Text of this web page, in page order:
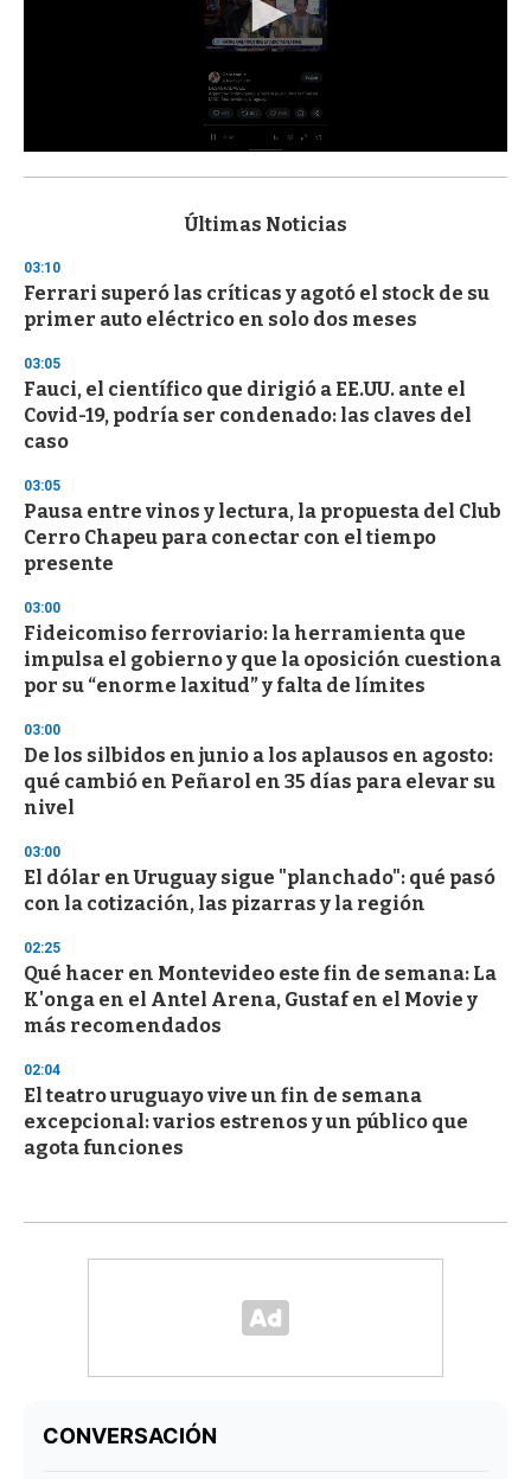
s
d
s
o
f
3
s
e
c
o
d
s
Últimas Noticias
03:10
Ferrari superó las críticas y agotó el stock de su
primer auto eléctrico en solo dos meses
03:05
Fauci, el científico que dirigió a EE.UU. ante el
Covid-19, podría ser condenado: las claves del
caso
03:05
Pausa entre vinos y lectura, la propuesta del Club
Cerro Chapeu para conectar con el tiempo
presente
03:00
Fideicomiso ferroviario: la herramienta que
impulsa el gobierno y que la oposición cuestiona
por su “enorme laxitud” y falta de límites
03:00
De los silbidos en junio a los aplausos en agosto:
qué cambió en Peñarol en 35 días para elevar su
nivel
03:00
El dólar en Uruguay sigue "planchado": qué pasó
con la cotización, las pizarras y la región
02:25
Qué hacer en Montevideo este fin de semana: La
K'onga en el Antel Arena, Gustaf en el Movie y
más recomendados
02:04
El teatro uruguayo vive un fin de semana
excepcional: varios estrenos y un público que
agota funciones